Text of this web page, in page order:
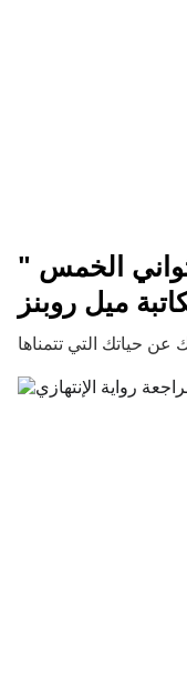
الخمس "
ميل روبنز
عن حياتك التي تتمناها